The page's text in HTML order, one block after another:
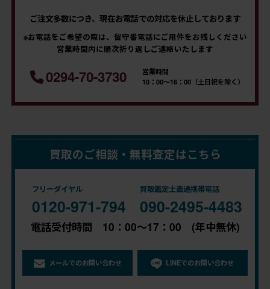
ご注文多数につき、現在お電話での対応を休止しております
※お電話をご希望の際は、留守番電話にご用件をお残しください
営業時間内に順次折り返しご連絡いたします
0294-70-3730
営業時間
10：00～16：00（土日祝を除く）
買取のご相談・無料査定はこちら
フリーダイヤル
0120-971-794
買取鑑定士直通携帯電話
090-2495-4483
電話受付時間 10：00～17：00 (年中無休)
メールでのお問い合わせ LINEでのお問い合わせ